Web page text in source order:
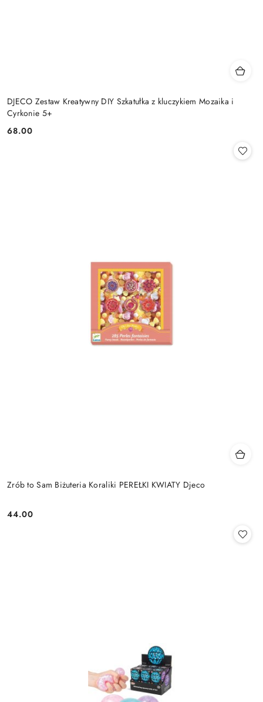
DJECO Zestaw Kreatywny DIY Szkatułka z kluczykiem Mozaika i
Cyrkonie 5+
Cena:
68.00
Zrób to Sam Biżuteria Koraliki PEREŁKI KWIATY Djeco
Cena:
44.00